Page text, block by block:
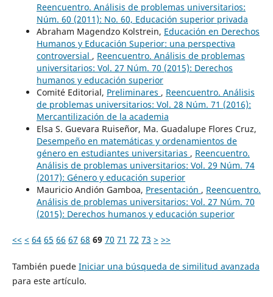
Reencuentro. Análisis de problemas universitarios:
Núm. 60 (2011): No. 60, Educación superior privada
Abraham Magendzo Kolstrein, Educación en Derechos
Humanos y Educación Superior: una perspectiva
controversial , Reencuentro. Análisis de problemas
universitarios: Vol. 27 Núm. 70 (2015): Derechos
humanos y educación superior
Comité Editorial, Preliminares , Reencuentro. Análisis
de problemas universitarios: Vol. 28 Núm. 71 (2016):
Mercantilización de la academia
Elsa S. Guevara Ruiseñor, Ma. Guadalupe Flores Cruz,
Desempeño en matemáticas y ordenamientos de
género en estudiantes universitarias , Reencuentro.
Análisis de problemas universitarios: Vol. 29 Núm. 74
(2017): Género y educación superior
Mauricio Andión Gamboa, Presentación , Reencuentro.
Análisis de problemas universitarios: Vol. 27 Núm. 70
(2015): Derechos humanos y educación superior
<< < 64 65 66 67 68 69 70 71 72 73 > >>
También puede Iniciar una búsqueda de similitud avanzada
para este artículo.